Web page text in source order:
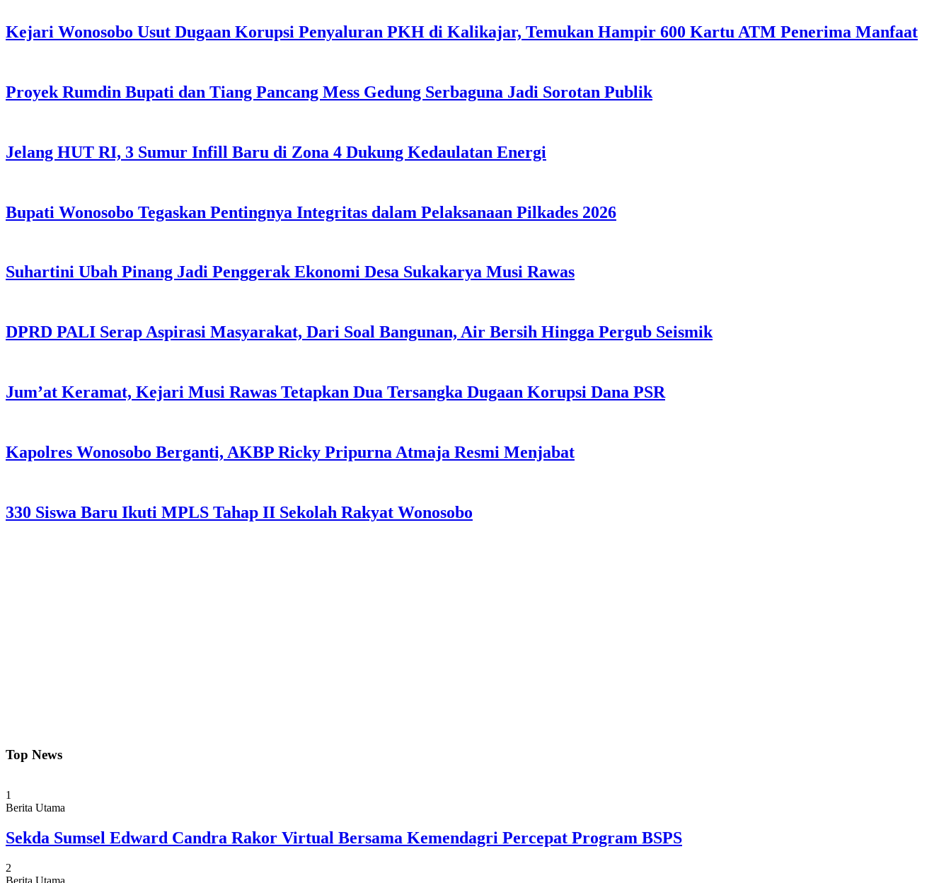
Kejari Wonosobo Usut Dugaan Korupsi Penyaluran PKH di Kalikajar, Temukan Hampir 600 Kartu ATM Penerima Manfaat
Proyek Rumdin Bupati dan Tiang Pancang Mess Gedung Serbaguna Jadi Sorotan Publik
Jelang HUT RI, 3 Sumur Infill Baru di Zona 4 Dukung Kedaulatan Energi
Bupati Wonosobo Tegaskan Pentingnya Integritas dalam Pelaksanaan Pilkades 2026
Suhartini Ubah Pinang Jadi Penggerak Ekonomi Desa Sukakarya Musi Rawas
DPRD PALI Serap Aspirasi Masyarakat, Dari Soal Bangunan, Air Bersih Hingga Pergub Seismik
Jum’at Keramat, Kejari Musi Rawas Tetapkan Dua Tersangka Dugaan Korupsi Dana PSR
Kapolres Wonosobo Berganti, AKBP Ricky Pripurna Atmaja Resmi Menjabat
330 Siswa Baru Ikuti MPLS Tahap II Sekolah Rakyat Wonosobo
Top News
1
Berita Utama
Sekda Sumsel Edward Candra Rakor Virtual Bersama Kemendagri Percepat Program BSPS
2
Berita Utama